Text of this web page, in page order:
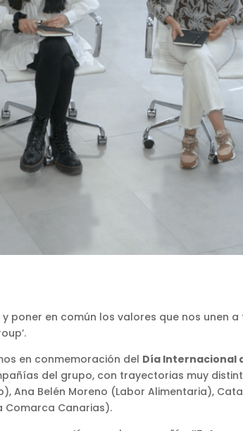
poner en común los valores que nos unen
en conmemoración del Día Internacional
del grupo, con trayectorias muy
Ana Belén Moreno (Labor Alimentaria),
Comarca Canarias).